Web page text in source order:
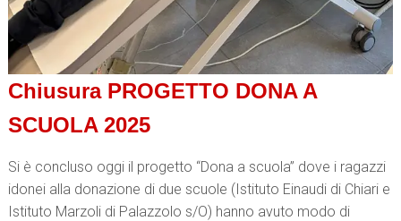
Chiusura PROGETTO DONA A
SCUOLA 2025
Si è concluso oggi il progetto “Dona a scuola” dove i ragazzi
idonei alla donazione di due scuole (Istituto Einaudi di Chiari e
Istituto Marzoli di Palazzolo s/O) hanno avuto modo di